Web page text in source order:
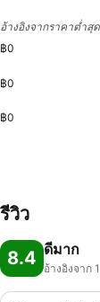
อ้างอิงจากราคาต่ำ
฿0
฿0
฿0
รีวิว
8.4 ดีมาก
อ้างอิงจาก